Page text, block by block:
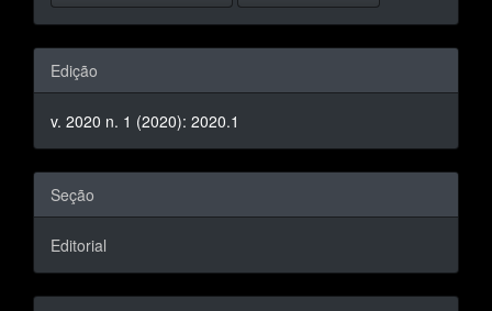
Edição
v. 2020 n. 1 (2020): 2020.1
Seção
Editorial